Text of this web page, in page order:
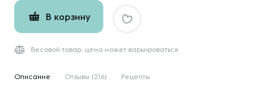
В корзину
Весовой товар, цена может варьироваться
Описание Отзывы (216) Рецепты